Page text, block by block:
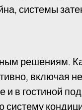
системы
решениям.
включая
в гостиной
систему